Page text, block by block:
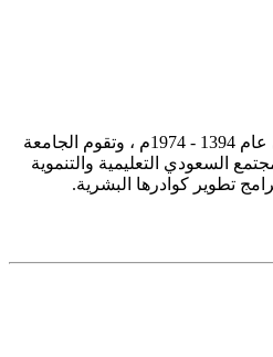
تأسست جامعة الإمام محمد بن سعود الإسلامية ممثلة في كلية الشريعة في سنة 1373هـ 1953م، وتطورت منذ ذلك الحين بصورة جذرية حتى أصبحت جامعة في عام 1394 - 1974م ، وتقوم الجامعة
السعودي التعليمية والتنموية
تطوير كوادرها البشرية.